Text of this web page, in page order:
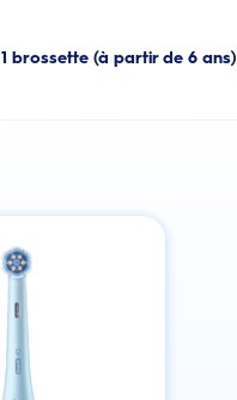
brossette (à partir de 6 ans)